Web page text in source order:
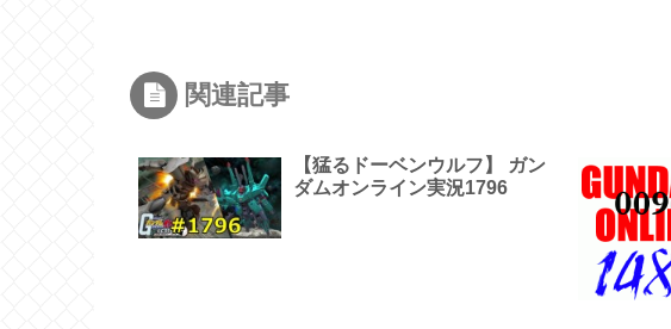
関連記事
【猛るドーベンウルフ】 ガン
ダムオンライン実況1796